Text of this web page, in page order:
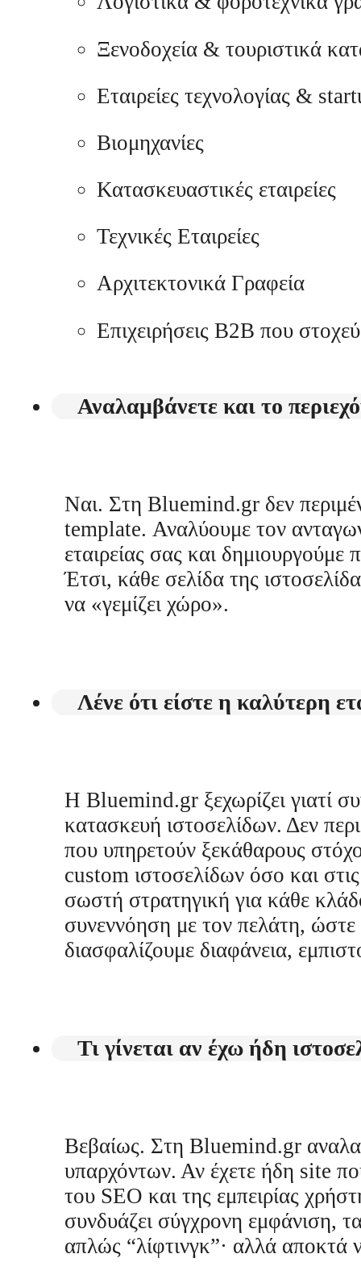
Ξενοδοχεία & τουριστικά
Εταιρείες τεχνολογίας &
Βιομηχανίες
Κατασκευαστικές εταιρείες
Τεχνικές Εταιρείες
Αρχιτεκτονικά Γραφεία
Επιχειρήσεις Β2Β που
Αναλαμβάνετε και το
Ναι. Στη Bluemind.gr δεν
template. Αναλύουμε τον
εταιρείας σας και
Έτσι, κάθε σελίδα της
να «γεμίζει χώρο».
Λένε ότι είστε η καλύτερη
Η Bluemind.gr ξεχωρίζει γιατί
κατασκευή ιστοσελίδων. Δεν
που υπηρετούν ξεκάθαρους
custom ιστοσελίδων όσο και
σωστή στρατηγική για κάθε
συνεννόηση με τον πελάτη, ώστε
διασφαλίζουμε διαφάνεια,
Τι γίνεται αν έχω ήδη
Βεβαίως. Στη Bluemind.gr
υπαρχόντων. Αν έχετε ήδη site
του SEO και της εμπειρίας
συνδυάζει σύγχρονη εμφάνιση,
απλώς “λίφτινγκ”· αλλά αποκτά